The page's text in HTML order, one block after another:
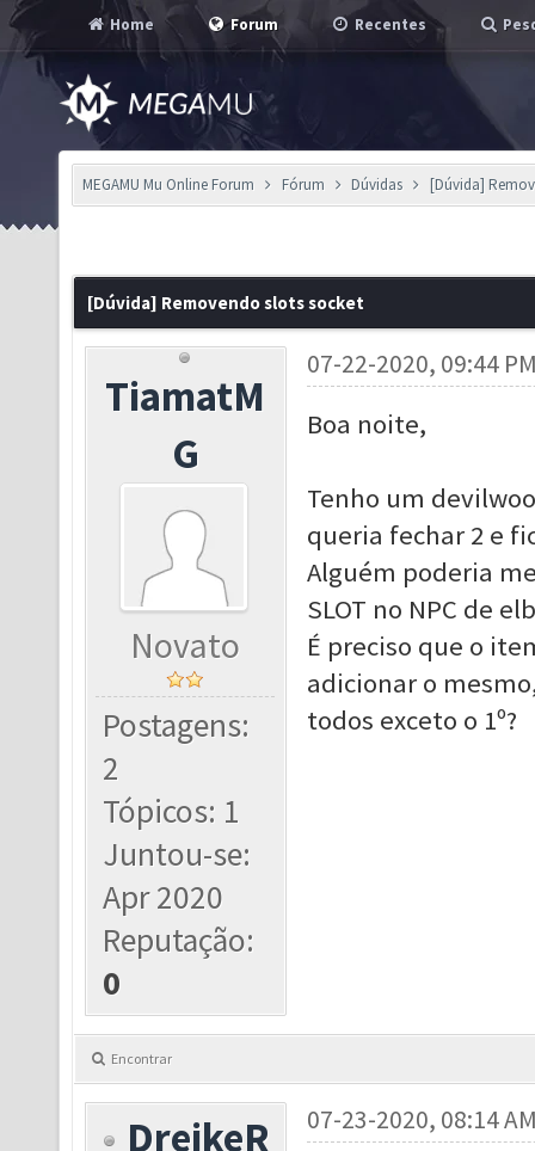
Home Forum Recentes
MEGAMU Mu Online Forum Fórum Dúvidas [Dúvida]
[Dúvida] Removendo slots socket
TiamatM
G
Novato
Postagens:
2
Tópicos: 1
Juntou-se:
Apr 2020
Reputação:
0
07-22-2020, 09:44
Boa noite,
Tenho um
queria fechar 2 e
Alguém poderia
SLOT no NPC de
É preciso que o
adicionar o
todos exceto o 1º?
Encontrar
DreikeR 07-23-2020, 08:14